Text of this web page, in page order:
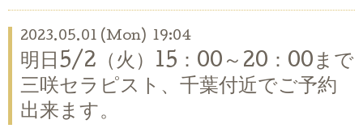
2023.05.01 (Mon) 19:04
明日5/2（火）15：00～20：00まで
三咲セラピスト、千葉付近でご予約
出来ます。